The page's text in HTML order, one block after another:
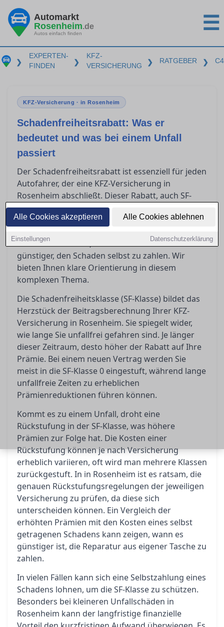
Alle Cookies akzeptieren Alle Cookies ablehnen
Einstellungen Datenschutzerklärung
Automarkt
Rosenheim.de
Autos einfach finden ☰
❯
EXPERTEN-
FINDEN
❯
KFZ-
VERSICHERUNG
❯ RATGEBER ❯
KFZ-Versicherung · in Rosenheim
Schadenfreiheitsrabatt: Was er
bedeutet und was bei einem Unfall
passiert
Der Schadenfreiheitsrabatt ist essenziell für jeden
Autofahrer, der eine KFZ-Versicherung in
Rosenheim abschließt. Dieser Rabatt, auch SF-
Klasse genannt, kann erhebliche Einsparungen
bei der Versicherungsprämie bedeuten. Doch was
kann teuer werden, und manchmal ist es
günstiger, den Schaden selbst zu zahlen. Wir
bieten Ihnen klare Orientierung in diesem
komplexen Thema.
Die Schadenfreiheitsklasse (SF-Klasse) bildet das
Herzstück der Beitragsberechnung Ihrer KFZ-
Versicherung in Rosenheim. Sie spiegelt wider,
wie lange Sie unfallfrei gefahren sind. Je länger
dieser Zeitraum, desto höher der Rabatt auf Ihre
Prämie. Bei einem neuen Vertrag werden Sie
meist in die SF-Klasse 0 eingestuft, während lange
unfallfreie Zeiten zu erheblichen
Prämienreduktionen führen können.
Kommt es zu einem Unfall, droht eine
Rückstufung in der SF-Klasse, was höhere
Prämien zur Folge hat. Die Kosten einer
Rückstufung können je nach Versicherung
erheblich variieren, oft wird man mehrere Klassen
zurückgestuft. In in Rosenheim ist es ratsam, die
genauen Rückstufungsregelungen der jeweiligen
Versicherung zu prüfen, da diese sich
unterscheiden können. Ein Vergleich der
erhöhten Prämien mit den Kosten eines selbst
getragenen Schadens kann zeigen, wann es
günstiger ist, die Reparatur aus eigener Tasche zu
zahlen.
In vielen Fällen kann sich eine Selbstzahlung eines
Schadens lohnen, um die SF-Klasse zu schützen.
Besonders bei kleineren Unfallschäden in
Rosenheim kann der langfristige finanzielle